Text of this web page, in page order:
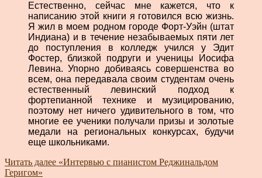
Естественно, сейчас мне кажется, что к
написанию этой книги я готовился всю жизнь.
Я жил в моем родном городе Форт-Уэйн (штат
Индиана) и в течение незабываемых пяти лет
до поступления в колледж учился у Эдит
Фостер, близкой подруги и ученицы Иосифа
Левина. Упорно добиваясь совершенства во
всем, она передавала своим студентам очень
естественный левинский подход к
фортепианной технике и музицированию,
поэтому нет ничего удивительного в том, что
многие ее ученики получали призы и золотые
медали на региональных конкурсах, будучи
еще школьниками.
Читать далее «Интервью с пианистом Реджинальдом
Геригом»